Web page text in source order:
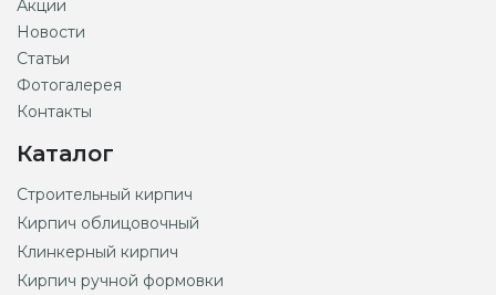
Акции
Новости
Статьи
Фотогалерея
Контакты
Каталог
Строительный кирпич
Кирпич облицовочный
Клинкерный кирпич
Кирпич ручной формовки